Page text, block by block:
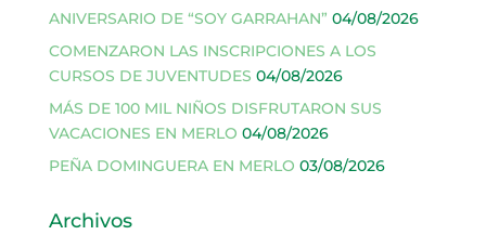
ANIVERSARIO DE “SOY GARRAHAN” 04/08/2026
COMENZARON LAS INSCRIPCIONES A LOS
CURSOS DE JUVENTUDES 04/08/2026
MÁS DE 100 MIL NIÑOS DISFRUTARON SUS
VACACIONES EN MERLO 04/08/2026
PEÑA DOMINGUERA EN MERLO 03/08/2026
Archivos